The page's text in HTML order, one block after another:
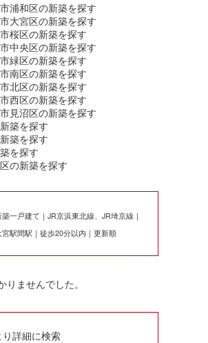
浦和区の新築を探す
大宮区の新築を探す
桜区の新築を探す
中央区の新築を探す
緑区の新築を探す
南区の新築を探す
北区の新築を探す
西区の新築を探す
見沼区の新築を探す
築を探す
築を探す
を探す
の新築を探す
一戸建て｜JR京浜東北線、JR埼京線｜
駅間駅｜徒歩20分以内｜更新順
りませんでした。
詳細に検索